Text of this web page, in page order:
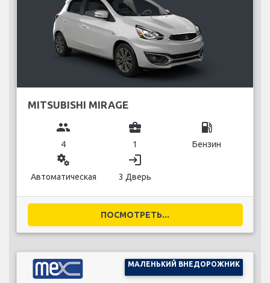
MITSUBISHI MIRAGE
group
4
business_center
1
local_gas_station
Бензин
miscellaneous_services
Автоматическая
login
3 Дверь
ПОСМОТРЕТЬ...
МАЛЕНЬКИЙ ВНЕДОРОЖНИК